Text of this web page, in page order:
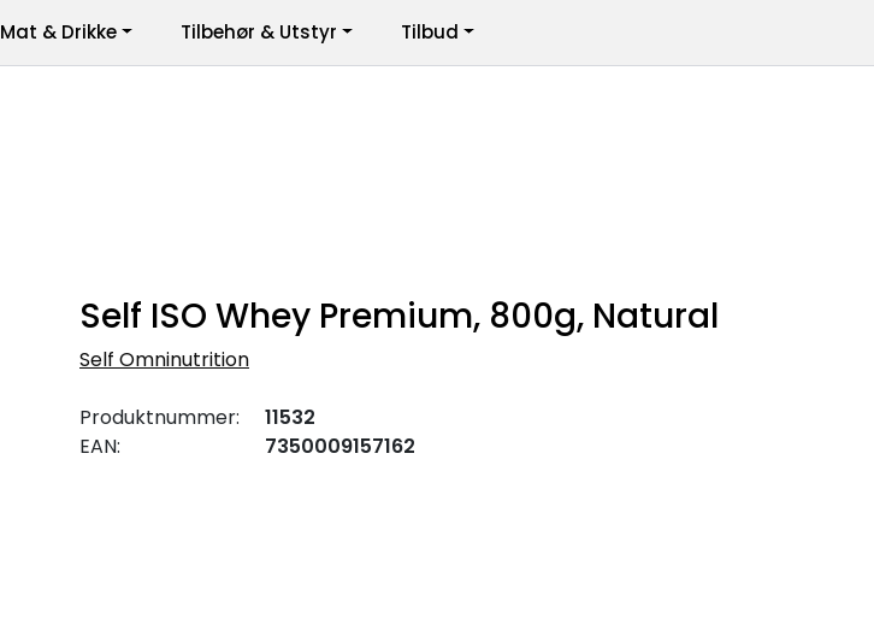
Mat & Drikke Tilbehør & Utstyr Tilbud
Self ISO Whey Premium, 800g, Natural
Self Omninutrition
Produktnummer:
11532
EAN:
7350009157162